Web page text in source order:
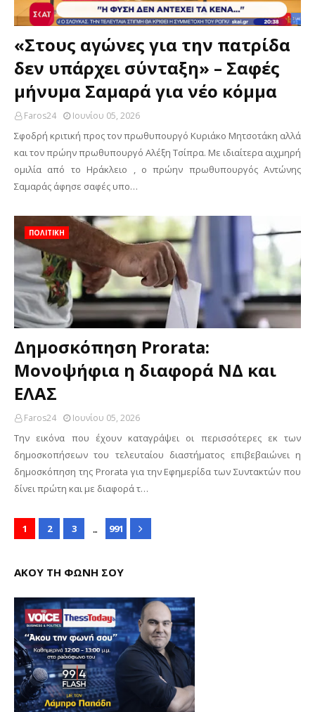
«Στους αγώνες για την πατρίδα
δεν υπάρχει σύνταξη» – Σαφές
μήνυμα Σαμαρά για νέο κόμμα
Faros24 Ιουνίου 05, 2026
Σφοδρή κριτική προς τον πρωθυπουργό Κυριάκο Μητσοτάκη αλλά
και τον πρώην πρωθυπουργό Αλέξη Τσίπρα. Με ιδιαίτερα αιχμηρή
ομιλία από το Ηράκλειο , ο πρώην πρωθυπουργός Αντώνης
Σαμαράς άφησε σαφές υπο…
ΠΟΛΙΤΙΚΗ
Δημοσκόπηση Prorata:
Μονοψήφια η διαφορά ΝΔ και
ΕΛΑΣ
Faros24 Ιουνίου 05, 2026
Την εικόνα που έχουν καταγράψει οι περισσότερες εκ των
δημοσκοπήσεων του τελευταίου διαστήματος επιβεβαιώνει η
δημοσκόπηση της Prorata για την Εφημερίδα των Συντακτών που
δίνει πρώτη και με διαφορά τ…
1 2 3 ... 991
ΑΚΟΥ ΤΗ ΦΩΝΗ ΣΟΥ